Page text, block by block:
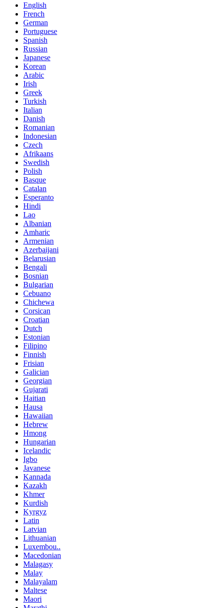
English
French
German
Portuguese
Spanish
Russian
Japanese
Korean
Arabic
Irish
Greek
Turkish
Italian
Danish
Romanian
Indonesian
Czech
Afrikaans
Swedish
Polish
Basque
Catalan
Esperanto
Hindi
Lao
Albanian
Amharic
Armenian
Azerbaijani
Belarusian
Bengali
Bosnian
Bulgarian
Cebuano
Chichewa
Corsican
Croatian
Dutch
Estonian
Filipino
Finnish
Frisian
Galician
Georgian
Gujarati
Haitian
Hausa
Hawaiian
Hebrew
Hmong
Hungarian
Icelandic
Igbo
Javanese
Kannada
Kazakh
Khmer
Kurdish
Kyrgyz
Latin
Latvian
Lithuanian
Luxembou..
Macedonian
Malagasy
Malay
Malayalam
Maltese
Maori